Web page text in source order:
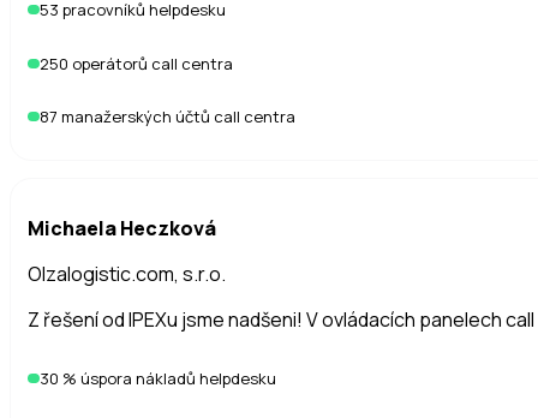
K čemu jsou voicebot, chatbot a mailbot a kdy
Voicebot obslouží telefonní scénáře a umí i odchozí
díky třídění a přípravě odpovědí.
53 pracovníků helpdesku
250 operátorů call centra
87 manažerských účtů call centra
Michaela Heczková
Olzalogistic.com, s.r.o.
Z řešení od IPEXu jsme nadšeni! V ovládacích panelech
30 % úspora nákladů helpdesku